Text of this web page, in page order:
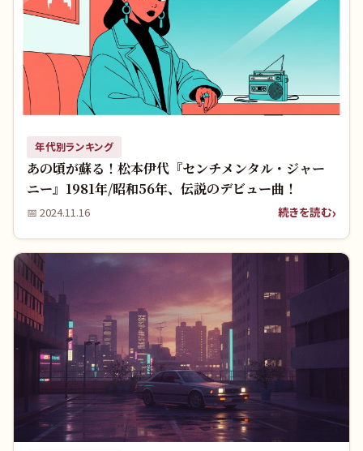
年代別ランキング
あの頃が蘇る！松本伊代『センチメンタル・ジャー
ニー』1981年/昭和56年、伝説のデビュー曲！
📅 2024.11.16 続きを読む